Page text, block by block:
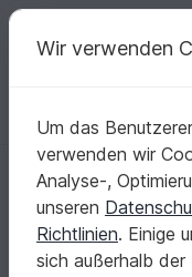
Deine kreativen
Deutsch | €
Startseite Nähen
Maltasche Animals
Maltasche
Wir verwenden
Um das
verwenden wir
Analyse-,
unseren
Richtlinien. Einige
sich außerhalb der